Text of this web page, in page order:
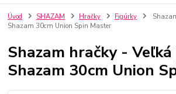
Úvod SHAZAM Hračky Figúrky
Shazam 30cm Union Spin Master
Shazam hračky -
Shazam 30cm Union